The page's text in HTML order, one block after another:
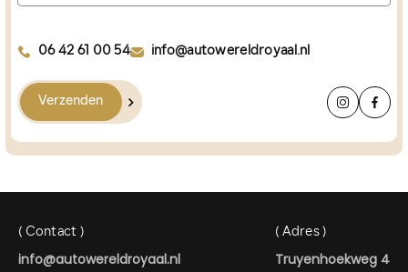
06 42 61 00 54 info@autowereldroyaal.nl
Verzenden
( Contact )
info@autowereldroyaal.nl
( Adres )
Truyenhoekweg 4